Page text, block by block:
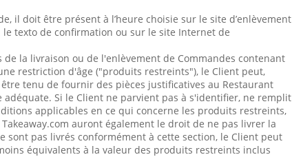
il doit être présent à l’heure choisie sur le site d’enlèvement
texto de confirmation ou sur le site Internet de
la livraison ou de l'enlèvement de Commandes contenant
restriction d'âge ("produits restreints"), le Client peut,
tenu de fournir des pièces justificatives au Restaurant
Si le Client ne parvient pas à s'identifier, ne remplit
applicables en ce qui concerne les produits restreints,
auront également le droit de ne pas livrer la
sont pas livrés conformément à cette section, le Client peut
équivalents à la valeur des produits restreints inclus